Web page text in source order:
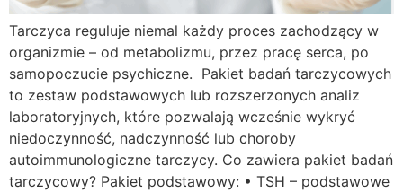
Tarczyca reguluje niemal każdy proces zachodzący w
organizmie – od metabolizmu, przez pracę serca, po
samopoczucie psychiczne. Pakiet badań tarczycowych
to zestaw podstawowych lub rozszerzonych analiz
laboratoryjnych, które pozwalają wcześnie wykryć
niedoczynność, nadczynność lub choroby
autoimmunologiczne tarczycy. Co zawiera pakiet badań
tarczycowy? Pakiet podstawowy: • TSH – podstawowe